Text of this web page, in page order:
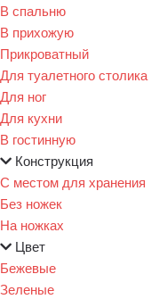
В спальню
В прихожую
Прикроватный
Для туалетного столика
Для ног
Для кухни
В гостинную
Конструкция
С местом для хранения
Без ножек
На ножках
Цвет
Бежевые
Зеленые